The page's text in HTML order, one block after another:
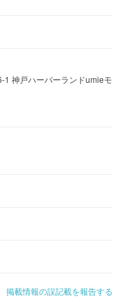
1 神戸ハーバーランドumieモ
掲載情報の誤記載を報告する